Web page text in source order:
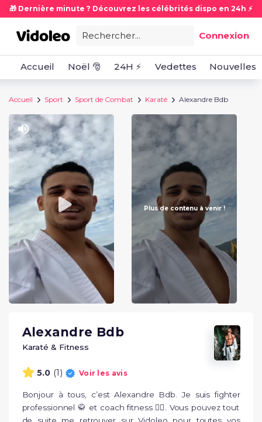
🎁 Dernière minute ? Découvrez les célébrités dispo en 24h ⚡
Rechercher... Connexion
Accueil Noël 🎅 24H ⚡ Vedettes Nouvelles
Accueil Sport Sport de Combat Karaté Alexandre Bdb
Plus de contenu à venir !
Alexandre Bdb
Karaté & Fitness
5.0 (1) Voir les avis
Bonjour à tous, c’est Alexandre Bdb. Je suis fighter
professionnel 🥋 et coach fitness 🏋‍♂. Vous pouvez tout